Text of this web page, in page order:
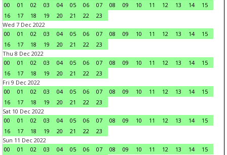
00
01 02 03 04 05 06 07 08 09 10 11 12 13 14
15
16
17 18 19 20 21 22
23
Wed 7 Dec 2022
00
01 02 03 04 05 06 07 08 09 10 11 12 13 14
15
16
17 18 19 20 21 22
23
Thu 8 Dec 2022
00
01 02 03 04 05 06 07 08 09 10 11 12 13 14
15
16
17 18 19 20 21 22
23
Fri 9 Dec 2022
00
01 02 03 04 05 06 07 08 09 10 11 12 13 14
15
16
17 18 19 20 21 22
23
Sat 10 Dec 2022
00
01 02 03 04 05 06 07 08 09 10 11 12 13 14
15
16
17 18 19 20 21 22
23
Sun 11 Dec 2022
00
01 02 03 04 05 06 07 08 09 10 11 12 13 14
15